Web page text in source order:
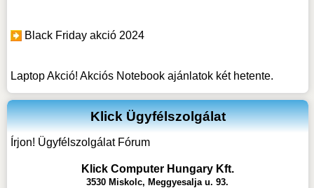
Black Friday akció 2024
Laptop Akció! Akciós Notebook ajánlatok két hetente.
Klick Ügyfélszolgálat
Írjon! Ügyfélszolgálat Fórum
Klick Computer Hungary Kft.
3530 Miskolc, Meggyesalja u. 93.